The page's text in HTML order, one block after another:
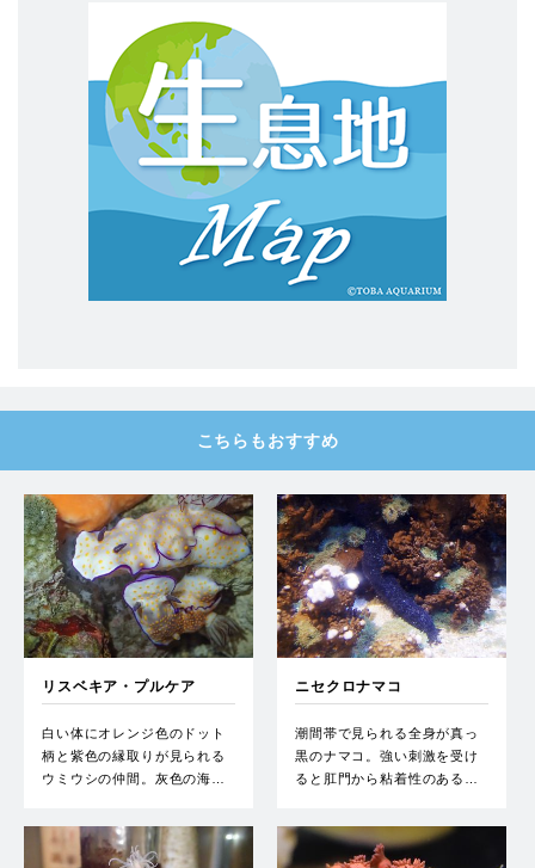
こちらもおすすめ
リスベキア・プルケア
白い体にオレンジ色のドット
柄と紫色の縁取りが見られる
ウミウシの仲間。灰色の海…
ニセクロナマコ
潮間帯で見られる全身が真っ
黒のナマコ。強い刺激を受け
ると肛門から粘着性のある…